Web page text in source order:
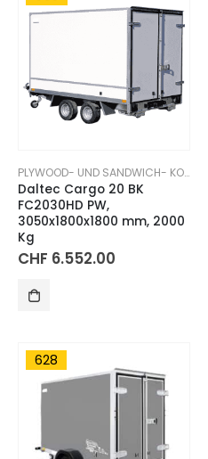
PLYWOOD- UND SANDWICH- KOFFERANHÄNGER
Daltec Cargo 20 BK
FC2030HD PW,
3050x1800x1800 mm, 2000
Kg
CHF 6.552.00
628